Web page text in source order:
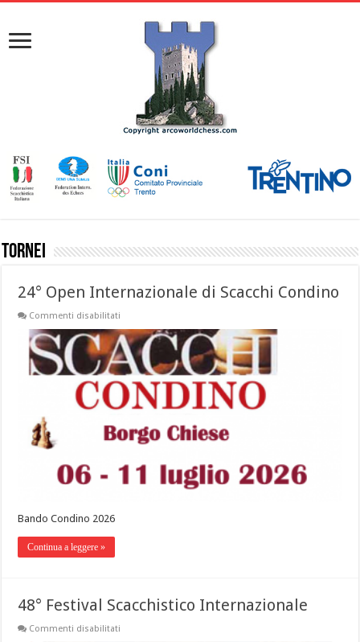
Tornei
24° Open Internazionale di Scacchi Condino
Commenti disabilitati
Bando Condino 2026
Continua a leggere »
48° Festival Scacchistico Internazionale
Commenti disabilitati